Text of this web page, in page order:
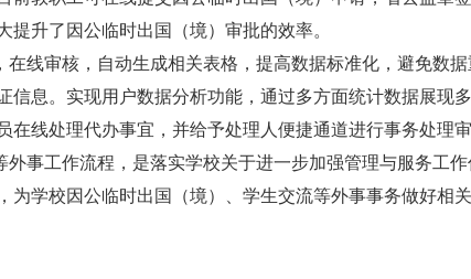
升了因公临时出国（境）审批的效率。
线审核，自动生成相关表格，提高数据标准化，避免数
信息。实现用户数据分析功能，通过多方面统计数据展现
线处理代办事宜，并给予处理人便捷通道进行事务处理审
事工作流程，是落实学校关于进一步加强管理与服务工
为学校因公临时出国（境）、学生交流等外事事务做好相关